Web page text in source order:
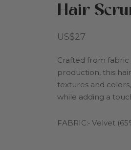
Hair
US$27
Crafted from
production, this
textures and
while adding a
FABRIC:• Velvet